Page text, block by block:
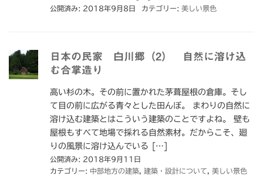
公開済み: 2018年9月8日 カテゴリー: 美しい景色
日本の民家 白川郷（2） 自然に溶け込
む合掌造り
高い杉の木。その前に置かれた茅葺屋根の倉庫。そし
て目の前に広がる青々とした田んぼ。 まわりの自然に
溶け込む建築とはこういう建築のことですよね。 壁も
屋根もすべて地場で採れる自然素材。だからこそ、廻
りの風景に溶け込んでいる […]
公開済み: 2018年9月11日
カテゴリー: 中部地方の建築 建築・設計について 美しい景色